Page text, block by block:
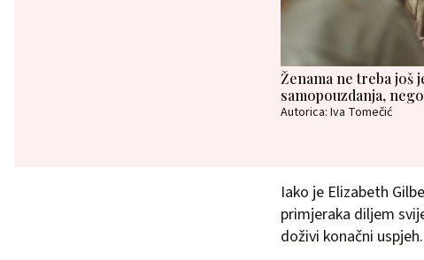
Ženama ne treba još
samopouzdanja,
Autorica: Iva Tomečić
Iako je Elizabeth
primjeraka diljem
doživi konačni uspjeh.